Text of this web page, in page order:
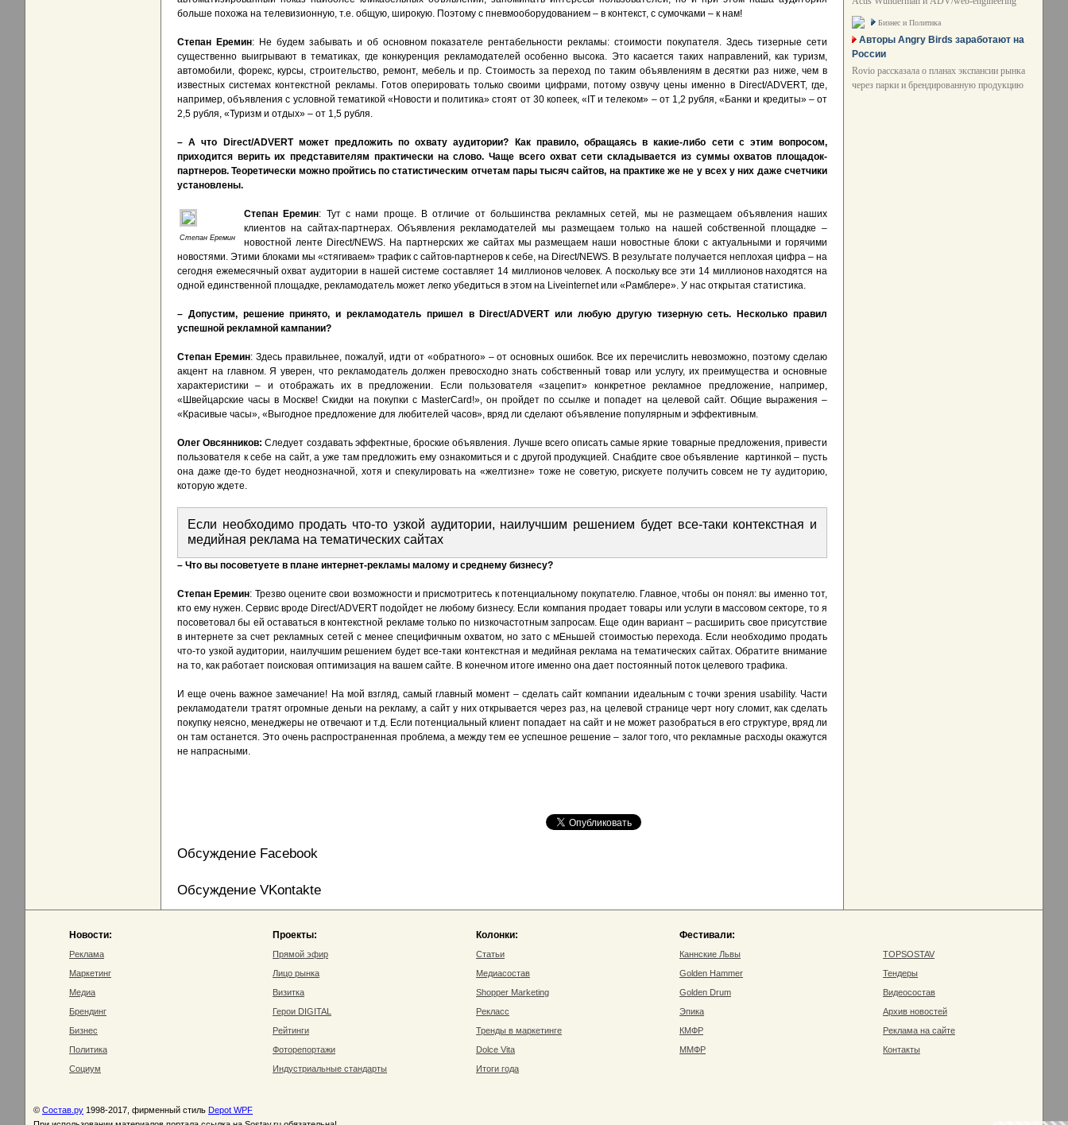
больше похожа на телевизионную, т.е. общую, широкую. Поэтому с пневмооборудованием – в контекст, с сумочками – к нам!
Степан Еремин: Не будем забывать и об основном показателе рентабельности рекламы: стоимости покупателя. Здесь тизерные сети
существенно выигрывают в тематиках, где конкуренция рекламодателей особенно высока. Это касается таких направлений, как туризм,
автомобили, форекс, курсы, строительство, ремонт, мебель и пр. Стоимость за переход по таким объявлениям в десятки раз ниже, чем в
известных системах контекстной рекламы. Готов оперировать только своими цифрами, потому озвучу цены именно в Direct/ADVERT, где,
например, объявления с условной тематикой «Новости и политика» стоят от 30 копеек, «IT и телеком» – от 1,2 рубля, «Банки и кредиты» – от
2,5 рубля, «Туризм и отдых» – от 1,5 рубля.
– Ачто Direct/ADVERT может предложить по охвату аудитории?
Как правило, обращаясь в какие-либо сети с этим вопросом,
приходится верить их представителям практически на слово. Чаще всего охват сети складывается из суммы охватов площадок-
партнеров. Теоретически можно пройтись по статистическим отчетам пары тысяч сайтов, на практике же не у всех у них даже счетчики
установлены.
Степан Еремин
Степан Еремин: Тут с нами проще. В отличие от большинства рекламных сетей, мы не размещаем объявления наших
клиентов на сайтах-партнерах. Объявления рекламодателей мы размещаем только на нашей собственной площадке –
новостной ленте Direct/NEWS. На партнерских же сайтах мы размещаем наши новостные блоки с актуальными и горячими
новостями. Этими блоками мы «стягиваем» трафик с сайтов-партнеров к себе, на Direct/NEWS. В результате получается неплохая цифра – на
сегодня ежемесячный охват аудитории в нашей системе составляет 14 миллионов человек. А поскольку все эти 14 миллионов находятся на
одной единственной площадке, рекламодатель может легко убедиться в этом на Liveinternet или «Рамблере». У нас открытая статистика.
– Допустим, решение принято, и рекламодатель пришел в Direct/ADVERTили любую другую тизерную сеть. Несколькоправил
успешной рекламной кампании?
Степан Еремин: Здесь правильнее, пожалуй, идти от «обратного» – от основных ошибок. Все их перечислить невозможно, поэтому сделаю
акцент на главном. Я уверен, что рекламодатель должен превосходно знать собственный товар или услугу, их преимущества и основные
характеристики – и отображать их в предложении. Если пользователя «зацепит» конкретное рекламное предложение, например,
«Швейцарские часы в Москве! Скидки на покупки с MasterCard!», он пройдет по ссылке и попадет на целевой сайт. Общие выражения –
«Красивые часы», «Выгодное предложение для любителей часов», вряд ли сделают объявление популярным и эффективным.
Олег Овсянников: Следует создавать эффектные, броские объявления. Лучше всего описать самые яркие товарные предложения, привести
пользователя к себе на сайт, а уже там предложить ему ознакомиться и с другой продукцией. Снабдите свое объявление картинкой – пусть
она даже где-то будет неоднозначной, хотя и спекулировать на «желтизне» тоже не советую, рискуете получить совсем не ту аудиторию,
которую ждете.
Если необходимо продать что-то узкой аудитории, наилучшим решением будет все-таки контекстная и
медийная реклама на тематических сайтах
– Что вы посоветуете в плане интернет-рекламы малому и среднему бизнесу?
Степан Еремин: Трезво оцените свои возможности и присмотритесь к потенциальному покупателю. Главное, чтобы он понял: вы именно тот,
кто ему нужен. Сервис вроде Direct/ADVERT подойдет не любому бизнесу. Если компания продает товары или услуги в массовом секторе, то я
посоветовал бы ей оставаться в контекстной рекламе только по низкочастотным запросам. Еще один вариант – расширить свое присутствие
в интернете за счет рекламных сетей с менее специфичным охватом, но зато с мЕньшей стоимостью перехода. Если необходимо продать
что-то узкой аудитории, наилучшим решением будет все-таки контекстная и медийная реклама на тематических сайтах. Обратите внимание
на то, как работает поисковая оптимизация на вашем сайте. В конечном итоге именно она дает постоянный поток целевого трафика.
И еще очень важное замечание! На мой взгляд, самый главный момент – сделать сайт компании идеальным с точки зрения usability. Части
рекламодатели тратят огромные деньги на рекламу, а сайт у них открывается через раз, на целевой странице черт ногу сломит, как сделать
покупку неясно, менеджеры не отвечают и т.д. Если потенциальный клиент попадает на сайт и не может разобраться в его структуре, вряд ли
он там останется. Это очень распространенная проблема, а между тем ее успешное решение – залог того, что рекламные расходы окажутся
не напрасными.
Обсуждение Facebook
Обсуждение VKontakte
Бизнес и Политика
Авторы Angry Birds заработают на
России
Rovio рассказала о планах экспансии рынка
через парки и брендированную продукцию
Новости:
Реклама
Маркетинг
Медиа
Брендинг
Бизнес
Политика
Социум
Проекты:
Прямой эфир
Лицо рынка
Визитка
Герои DIGITAL
Рейтинги
Фоторепортажи
Индустриальные стандарты
Колонки:
Статьи
Медиасостав
Shopper Marketing
Рекласс
Тренды в маркетинге
Dolce Vita
Итоги года
Фестивали:
Каннские Львы
Golden Hammer
Golden Drum
Эпика
КМФР
ММФР
TOPSOSTAV
Тендеры
Видеосостав
Архив новостей
Реклама на сайте
Контакты
© Состав.ру 1998-2017, фирменный стиль Depot WPF